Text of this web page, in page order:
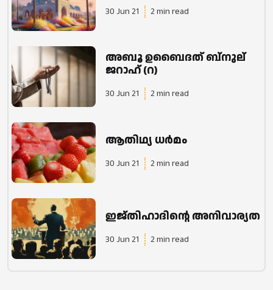
30 Jun 21 2 min read
അബൂ ഉബൈദത് ബ്നുല്
ജറാഹ് (റ)
30 Jun 21 2 min read
ആതിഥ്യ ധർമം
30 Jun 21 2 min read
ഇജ്തിഹാദിന്റെ അനിവാര്യത
30 Jun 21 2 min read